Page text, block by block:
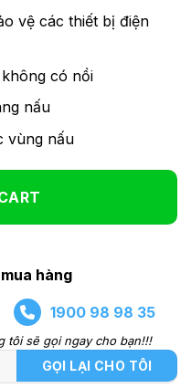
vệ các thiết bị điện
có nồi
nấu
vùng nấu
hàng
1900 98 98 35
tôi sẽ gọi ngay cho bạn!!!